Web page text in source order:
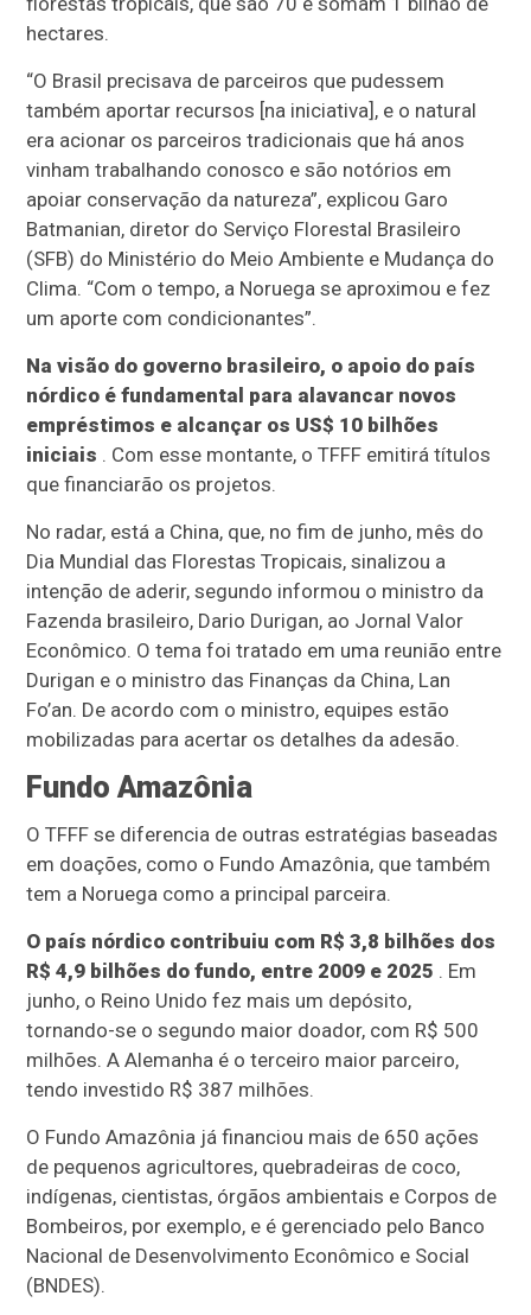
hectares.
“O Brasil precisava de parceiros que pudessem
também aportar recursos [na iniciativa], e o natural
era acionar os parceiros tradicionais que há anos
vinham trabalhando conosco e são notórios em
apoiar conservação da natureza”, explicou Garo
Batmanian, diretor do Serviço Florestal Brasileiro
(SFB) do Ministério do Meio Ambiente e Mudança do
Clima. “Com o tempo, a Noruega se aproximou e fez
um aporte com condicionantes”.
Na visão do governo brasileiro, o apoio do país
nórdico é fundamental para alavancar novos
empréstimos e alcançar os US$ 10 bilhões
iniciais . Com esse montante, o TFFF emitirá títulos
que financiarão os projetos.
No radar, está a China, que, no fim de junho, mês do
Dia Mundial das Florestas Tropicais, sinalizou a
intenção de aderir, segundo informou o ministro da
Fazenda brasileiro, Dario Durigan, ao Jornal Valor
Econômico. O tema foi tratado em uma reunião entre
Durigan e o ministro das Finanças da China, Lan
Fo’an. De acordo com o ministro, equipes estão
mobilizadas para acertar os detalhes da adesão.
Fundo Amazônia
O TFFF se diferencia de outras estratégias baseadas
em doações, como o Fundo Amazônia, que também
tem a Noruega como a principal parceira.
O país nórdico contribuiu com R$ 3,8 bilhões dos
R$ 4,9 bilhões do fundo, entre 2009 e 2025 . Em
junho, o Reino Unido fez mais um depósito,
tornando-se o segundo maior doador, com R$ 500
milhões. A Alemanha é o terceiro maior parceiro,
tendo investido R$ 387 milhões.
O Fundo Amazônia já financiou mais de 650 ações
de pequenos agricultores, quebradeiras de coco,
indígenas, cientistas, órgãos ambientais e Corpos de
Bombeiros, por exemplo, e é gerenciado pelo Banco
Nacional de Desenvolvimento Econômico e Social
(BNDES).